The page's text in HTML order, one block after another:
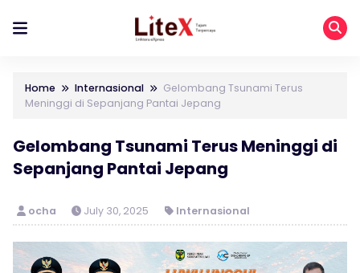
Home Internasional
Gelombang Tsunami Terus
Meninggi di Sepanjang Pantai Jepang
Gelombang Tsunami Terus Meninggi di
Sepanjang Pantai Jepang
ocha July 30, 2025 Internasional